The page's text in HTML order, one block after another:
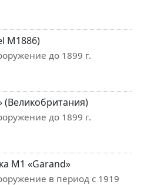
M1886)
до 1899 г.
(Великобритания)
до 1899 г.
M1 «Garand»
в период с 1919